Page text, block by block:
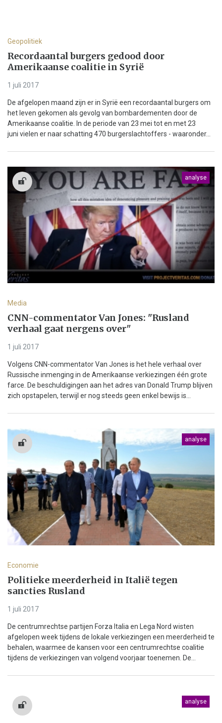
Geopolitiek
Recordaantal burgers gedood door
Amerikaanse coalitie in Syrië
1 juli 2017
De afgelopen maand zijn er in Syrië een recordaantal burgers om
het leven gekomen als gevolg van bombardementen door de
Amerikaanse coalitie. In de periode van 23 mei tot en met 23
juni vielen er naar schatting 470 burgerslachtoffers - waaronder...
analyse
Media
CNN-commentator Van Jones: "Rusland
verhaal gaat nergens over"
1 juli 2017
Volgens CNN-commentator Van Jones is het hele verhaal over
Russische inmenging in de Amerikaanse verkiezingen één grote
farce. De beschuldigingen aan het adres van Donald Trump blijven
zich opstapelen, terwijl er nog steeds geen enkel bewijs is...
analyse
Economie
Politieke meerderheid in Italië tegen
sancties Rusland
1 juli 2017
De centrumrechtse partijen Forza Italia en Lega Nord wisten
afgelopen week tijdens de lokale verkiezingen een meerderheid te
behalen, waarmee de kansen voor een centrumrechtse coalitie
tijdens de verkiezingen van volgend voorjaar toenemen. De...
analyse